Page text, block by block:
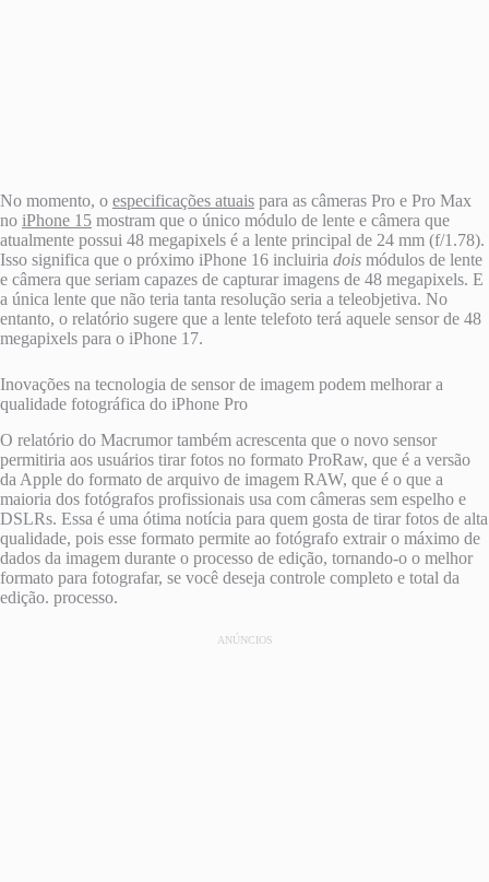
No momento, o especificações atuais para as câmeras Pro e Pro Max
no iPhone 15 mostram que o único módulo de lente e câmera que
atualmente possui 48 megapixels é a lente principal de 24 mm (f/1.78).
Isso significa que o próximo iPhone 16 incluiria dois módulos de lente
e câmera que seriam capazes de capturar imagens de 48 megapixels. E
a única lente que não teria tanta resolução seria a teleobjetiva. No
entanto, o relatório sugere que a lente telefoto terá aquele sensor de 48
megapixels para o iPhone 17.
Inovações na tecnologia de sensor de imagem podem melhorar a
qualidade fotográfica do iPhone Pro
O relatório do Macrumor também acrescenta que o novo sensor
permitiria aos usuários tirar fotos no formato ProRaw, que é a versão
da Apple do formato de arquivo de imagem RAW, que é o que a
maioria dos fotógrafos profissionais usa com câmeras sem espelho e
DSLRs. Essa é uma ótima notícia para quem gosta de tirar fotos de alta
qualidade, pois esse formato permite ao fotógrafo extrair o máximo de
dados da imagem durante o processo de edição, tornando-o o melhor
formato para fotografar, se você deseja controle completo e total da
edição. processo.
ANÚNCIOS